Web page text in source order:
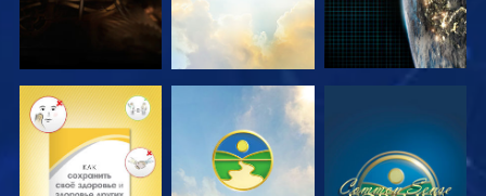
СМОТРЕТЬ СМОТРЕТЬ СМОТРЕТЬ